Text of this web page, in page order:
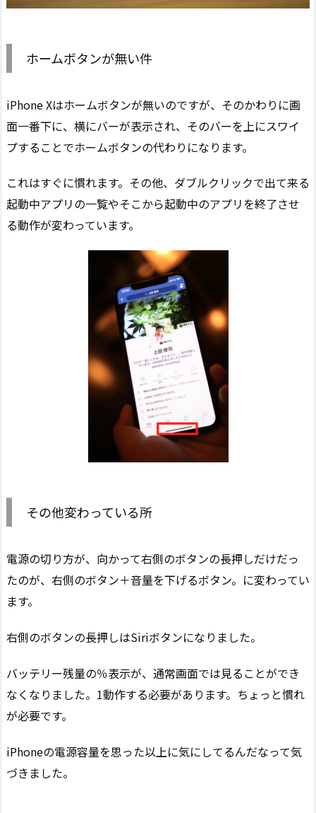
ホームボタンが無い件
iPhone Xはホームボタンが無いのですが、そのかわりに画
面一番下に、横にバーが表示され、そのバーを上にスワイ
プすることでホームボタンの代わりになります。
これはすぐに慣れます。その他、ダブルクリックで出て来る
起動中アプリの一覧やそこから起動中のアプリを終了させ
る動作が変わっています。
その他変わっている所
電源の切り方が、向かって右側のボタンの長押しだけだっ
たのが、右側のボタン＋音量を下げるボタン。に変わってい
ます。
右側のボタンの長押しはSiriボタンになりました。
バッテリー残量の％表示が、通常画面では見ることができ
なくなりました。1動作する必要があります。ちょっと慣れ
が必要です。
iPhoneの電源容量を思った以上に気にしてるんだなって気
づきました。